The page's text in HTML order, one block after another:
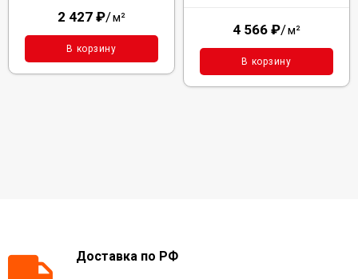
2 427 ₽/м²
В корзину
4 566 ₽/м²
В корзину
Доставка по РФ